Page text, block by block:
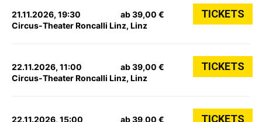
21.11.2026, 19:30
Circus-Theater Roncalli Linz, Linz
ab 39,00 € TICKETS
22.11.2026, 11:00
Circus-Theater Roncalli Linz, Linz
ab 39,00 € TICKETS
22.11.2026, 15:00
ab 39,00 € TICKETS